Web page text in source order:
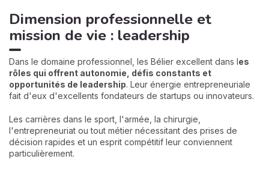
Dimension professionnelle et
mission de vie : leadership
Dans le domaine professionnel, les Bélier excellent dans l es
rôles qui offrent autonomie, défis constants et
opportunités de leadership. Leur énergie entrepreneuriale
fait d'eux d'excellents fondateurs de startups ou innovateurs.
Les carrières dans le sport, l'armée, la chirurgie,
l'entrepreneuriat ou tout métier nécessitant des prises de
décision rapides et un esprit compétitif leur conviennent
particulièrement.